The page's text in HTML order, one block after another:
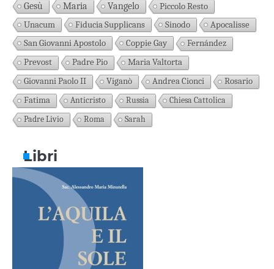
Gesù Maria Vangelo
Piccolo Resto
Unacum
Fiducia Supplicans Sinodo
Apocalisse
San Giovanni Apostolo
Coppie Gay
Fernández
Prevost
Padre Pio
Maria Valtorta
Giovanni Paolo II
Viganò Andrea Cionci
Rosario
Fatima
Anticristo Russia
Chiesa Cattolica
Padre Livio
Roma Sarah
Libri